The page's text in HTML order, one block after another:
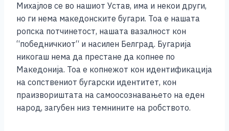
Михајлов се во нашиот Устав, има и некои други,
но ги нема македонските бугари. Тоа е нашата
ропска потчинетост, нашата вазалност кон
“победничкиот“ и насилен Белград. Бугарија
никогаш нема да престане да копнее по
Македонија. Тоа е копнежот кон идентификација
на сопствениот бугарски идентитет, кон
праизвориштата на самоосознавањето на еден
народ, загубен низ темнините на робството.